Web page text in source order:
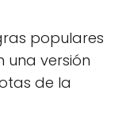
populares
una versión
de la